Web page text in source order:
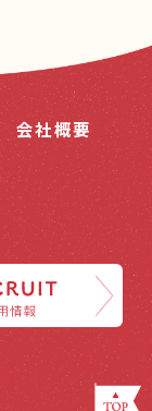
会社概要